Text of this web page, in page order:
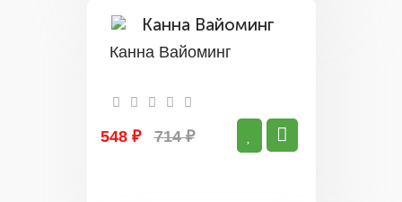
Канна Вайоминг
548 ₽ 714 ₽